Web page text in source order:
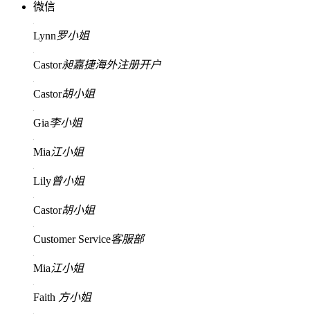
微信
Lynn罗小姐
Castor昶嘉捷海外注册开户
Castor胡小姐
Gia李小姐
Mia江小姐
Lily曾小姐
Castor胡小姐
Customer Service客服部
Mia江小姐
Faith 方小姐